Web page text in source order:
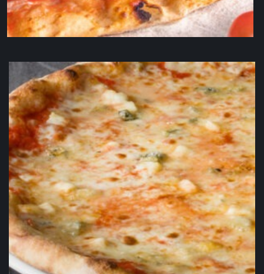
Don Luigi VL/ LL
19,90€